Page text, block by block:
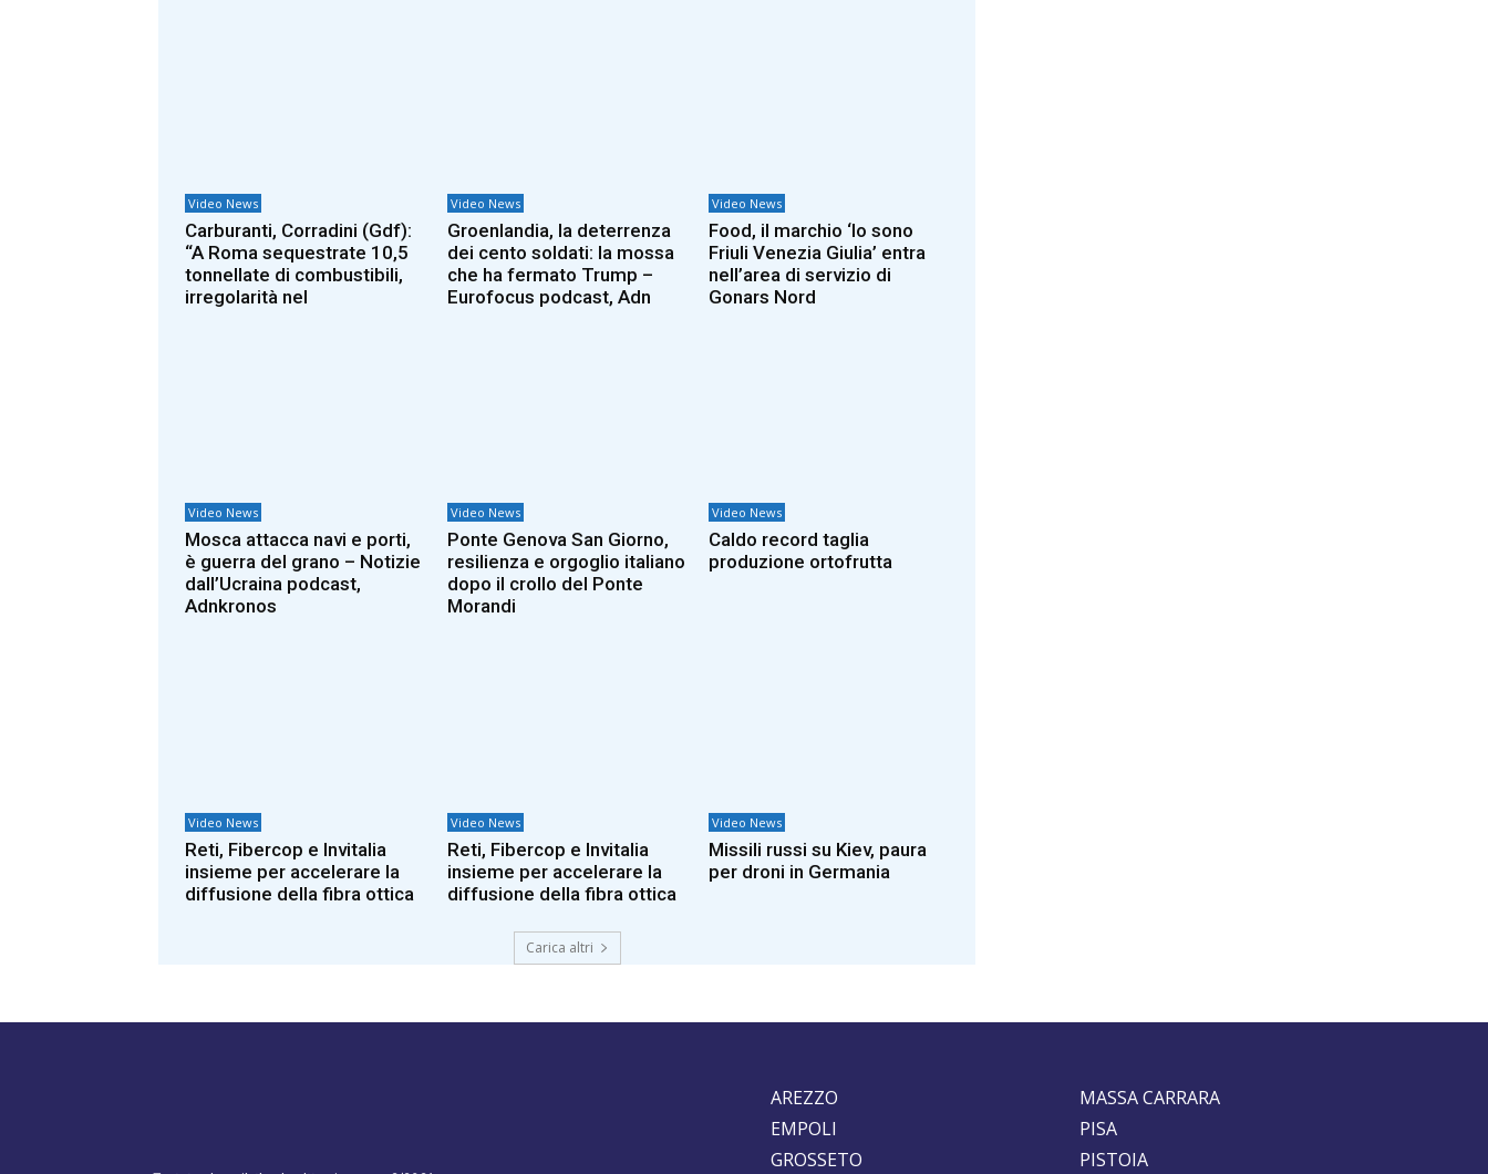
Video News
Carburanti, Corradini (Gdf):
“A Roma sequestrate 10,5
tonnellate di combustibili,
irregolarità nel
Video News
Groenlandia, la deterrenza
dei cento soldati: la mossa
che ha fermato Trump –
Eurofocus podcast, Adn
Video News
Food, il marchio ‘Io sono
Friuli Venezia Giulia’ entra
nell’area di servizio di
Gonars Nord
Video News
Mosca attacca navi e porti,
è guerra del grano – Notizie
dall’Ucraina podcast,
Adnkronos
Video News
Ponte Genova San Giorno,
resilienza e orgoglio italiano
dopo il crollo del Ponte
Morandi
Video News
Caldo record taglia
produzione ortofrutta
Video News
Reti, Fibercop e Invitalia
insieme per accelerare la
diffusione della fibra ottica
Video News
Reti, Fibercop e Invitalia
insieme per accelerare la
diffusione della fibra ottica
Video News
Missili russi su Kiev, paura
per droni in Germania
Carica altri
AREZZO
EMPOLI
GROSSETO
MASSA CARRARA
PISA
PISTOIA